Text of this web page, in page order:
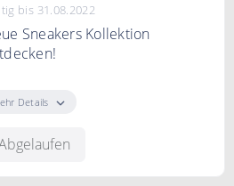
bis 31.08.2022
Sneakers Kollektion
Kollektion von Sneakers
Details